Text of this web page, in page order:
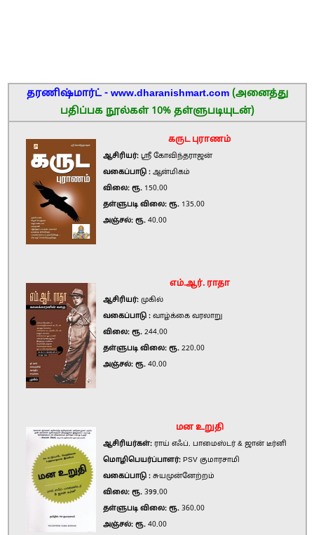
தரணிஷ்மார்ட் - www.dharanishmart.com (அனைத்து
பதிப்பக நூல்கள் 10% தள்ளுபடியுடன்)
கருட புராணம்
ஆசிரியர்: ஸ்ரீ கோவிந்தராஜன்
வகைப்பாடு : ஆன்மிகம்
விலை: ரூ. 150.00
தள்ளுபடி விலை: ரூ. 135.00
அஞ்சல்: ரூ. 40.00
எம்.ஆர். ராதா
ஆசிரியர்: முகில்
வகைப்பாடு : வாழ்க்கை வரலாறு
விலை: ரூ. 244.00
தள்ளுபடி விலை: ரூ. 220.00
அஞ்சல்: ரூ. 40.00
மன உறுதி
ஆசிரியர்கள்: ராய் எஃப். பாமைஸ்டர் & ஜான் டீர்னி
மொழிபெயர்ப்பாளர்: PSV குமாரசாமி
வகைப்பாடு : சுயமுன்னேற்றம்
விலை: ரூ. 399.00
தள்ளுபடி விலை: ரூ. 360.00
அஞ்சல்: ரூ. 40.00